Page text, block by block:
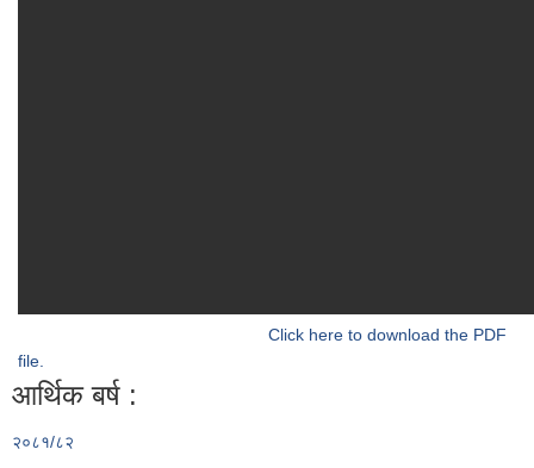
Click here to download the PDF
file.
आर्थिक बर्ष :
२०८१/८२